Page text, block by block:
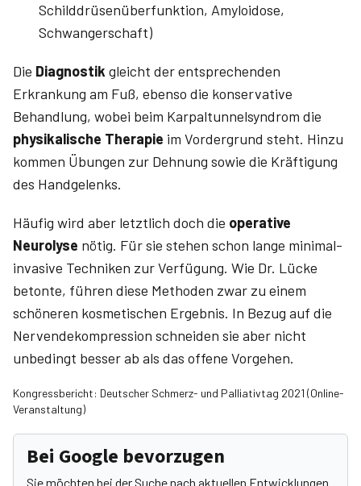
Schilddrüsenüberfunktion, Amyloidose,
Schwangerschaft)
Die Diagnostik gleicht der entsprechenden
Erkrankung am Fuß, ebenso die konservative
Behandlung, wobei beim Karpaltunnelsyndrom die
physikalische Therapie im Vordergrund steht. Hinzu
kommen Übungen zur Dehnung sowie die Kräftigung
des Handgelenks.
Häufig wird aber letztlich doch die operative
Neurolyse nötig. Für sie stehen schon lange minimal­
invasive Techniken zur Verfügung. Wie Dr. ­Lücke
betonte, führen diese Methoden zwar zu einem
schöneren kosmetischen Ergebnis. In Bezug auf die
Nervendekompression schneiden sie aber nicht
unbedingt besser ab als das offene Vorgehen.
Kongressbericht: Deutscher Schmerz- und Palliativtag 2021 (Online-
Veranstaltung)
Bei Google bevorzugen
Sie möchten bei der Suche nach aktuellen Entwicklungen